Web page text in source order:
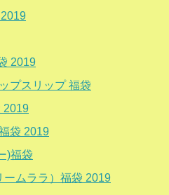
2019
プスリップ 福袋
2019
袋 2019
)福袋
ームララ）福袋 2019